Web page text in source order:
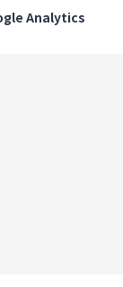
Analytics